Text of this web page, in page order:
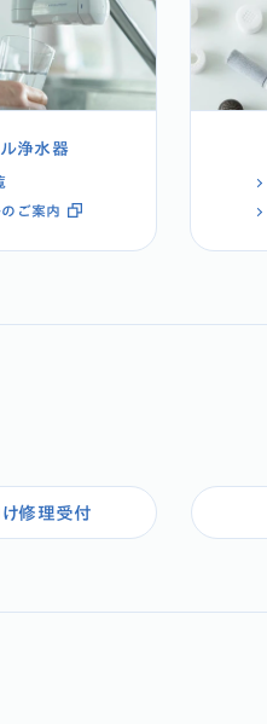
ル浄水器
のご案内
修理受付